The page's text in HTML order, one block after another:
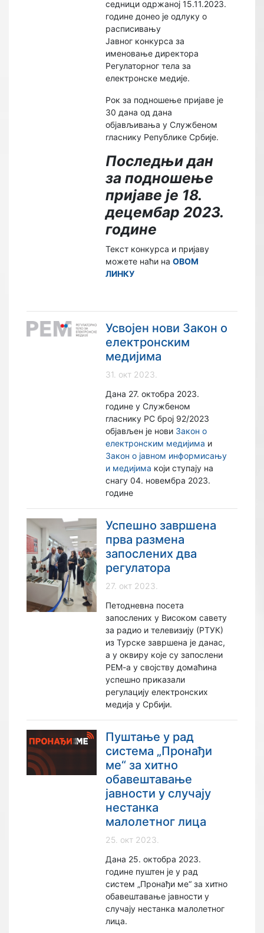
седници одржаној 15.11.2023.
године донео је одлуку о
расписивању
Јавног конкурса за
именовање директора
Регулаторног тела за
електронске медије.
Рок за подношење пријаве је
30 дана од дана
објављивања у Службеном
гласнику Републике Србије.
Последњи дан
за подношење
пријаве је 18.
децембар 2023.
године
Текст конкурса и пријаву
можете наћи наОВОМ
ЛИНКУ
Усвојен нови Закон о
електронским
медијима
31. окт 2023.
Дана 27. октобра 2023.
године у Службеном
гласнику РС број 92/2023
објављен је нови Закон о
електронским медијима и
Закон о јавном информисању
и медијима који ступају на
снагу 04. новембра 2023.
године
Успешно завршена
прва размена
запослених два
регулатора
27. окт 2023.
Петодневна посета
запослених у Високом савету
за радио и телевизију (РТУК)
из Турске завршена је данас,
а у оквиру које су запослени
РЕМ-а у својству домаћина
успешно приказали
регулацију електронских
медија у Србији.
Пуштање у рад
система „Пронађи
ме“ за хитно
обавештавање
јавности у случају
нестанка
малолетног лица
25. окт 2023.
Дана 25. октобра 2023.
године пуштен је у рад
систем „Пронађи ме“ за хитно
обавештавање јавности у
случају нестанка малолетног
лица.